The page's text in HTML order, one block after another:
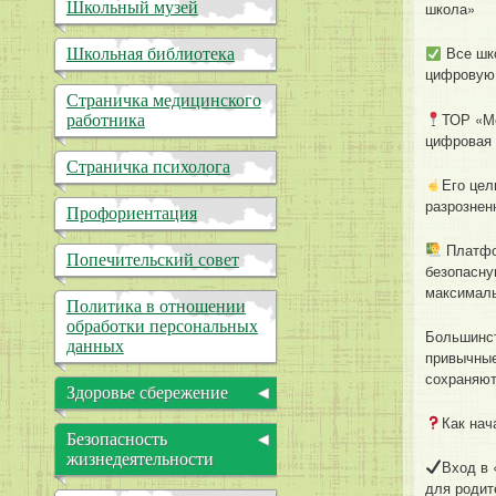
школа»
Все
цифровую
ТОР
Его
Как
Вход в
для
приема (перевода)
обучающихся
Стипендии и иные меры
поддержки
обучающихся
Международное
сотрудничество
Организация питания в
образовательной
организации
Образовательные
стандарты и требования
Школьный музей
Школьная библиотека
Страничка медицинского
работника
Страничка психолога
Профориентация
Попечительский совет
Политика в отношении
обработки персональных
данных
Здоровье сбережение
Здоровый образ жизни
Безопасность
жизнедеятельности
Безопасность
жизнедеятельности
Информационная